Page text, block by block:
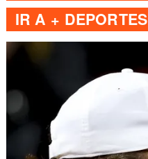
IR A + DEPORTES